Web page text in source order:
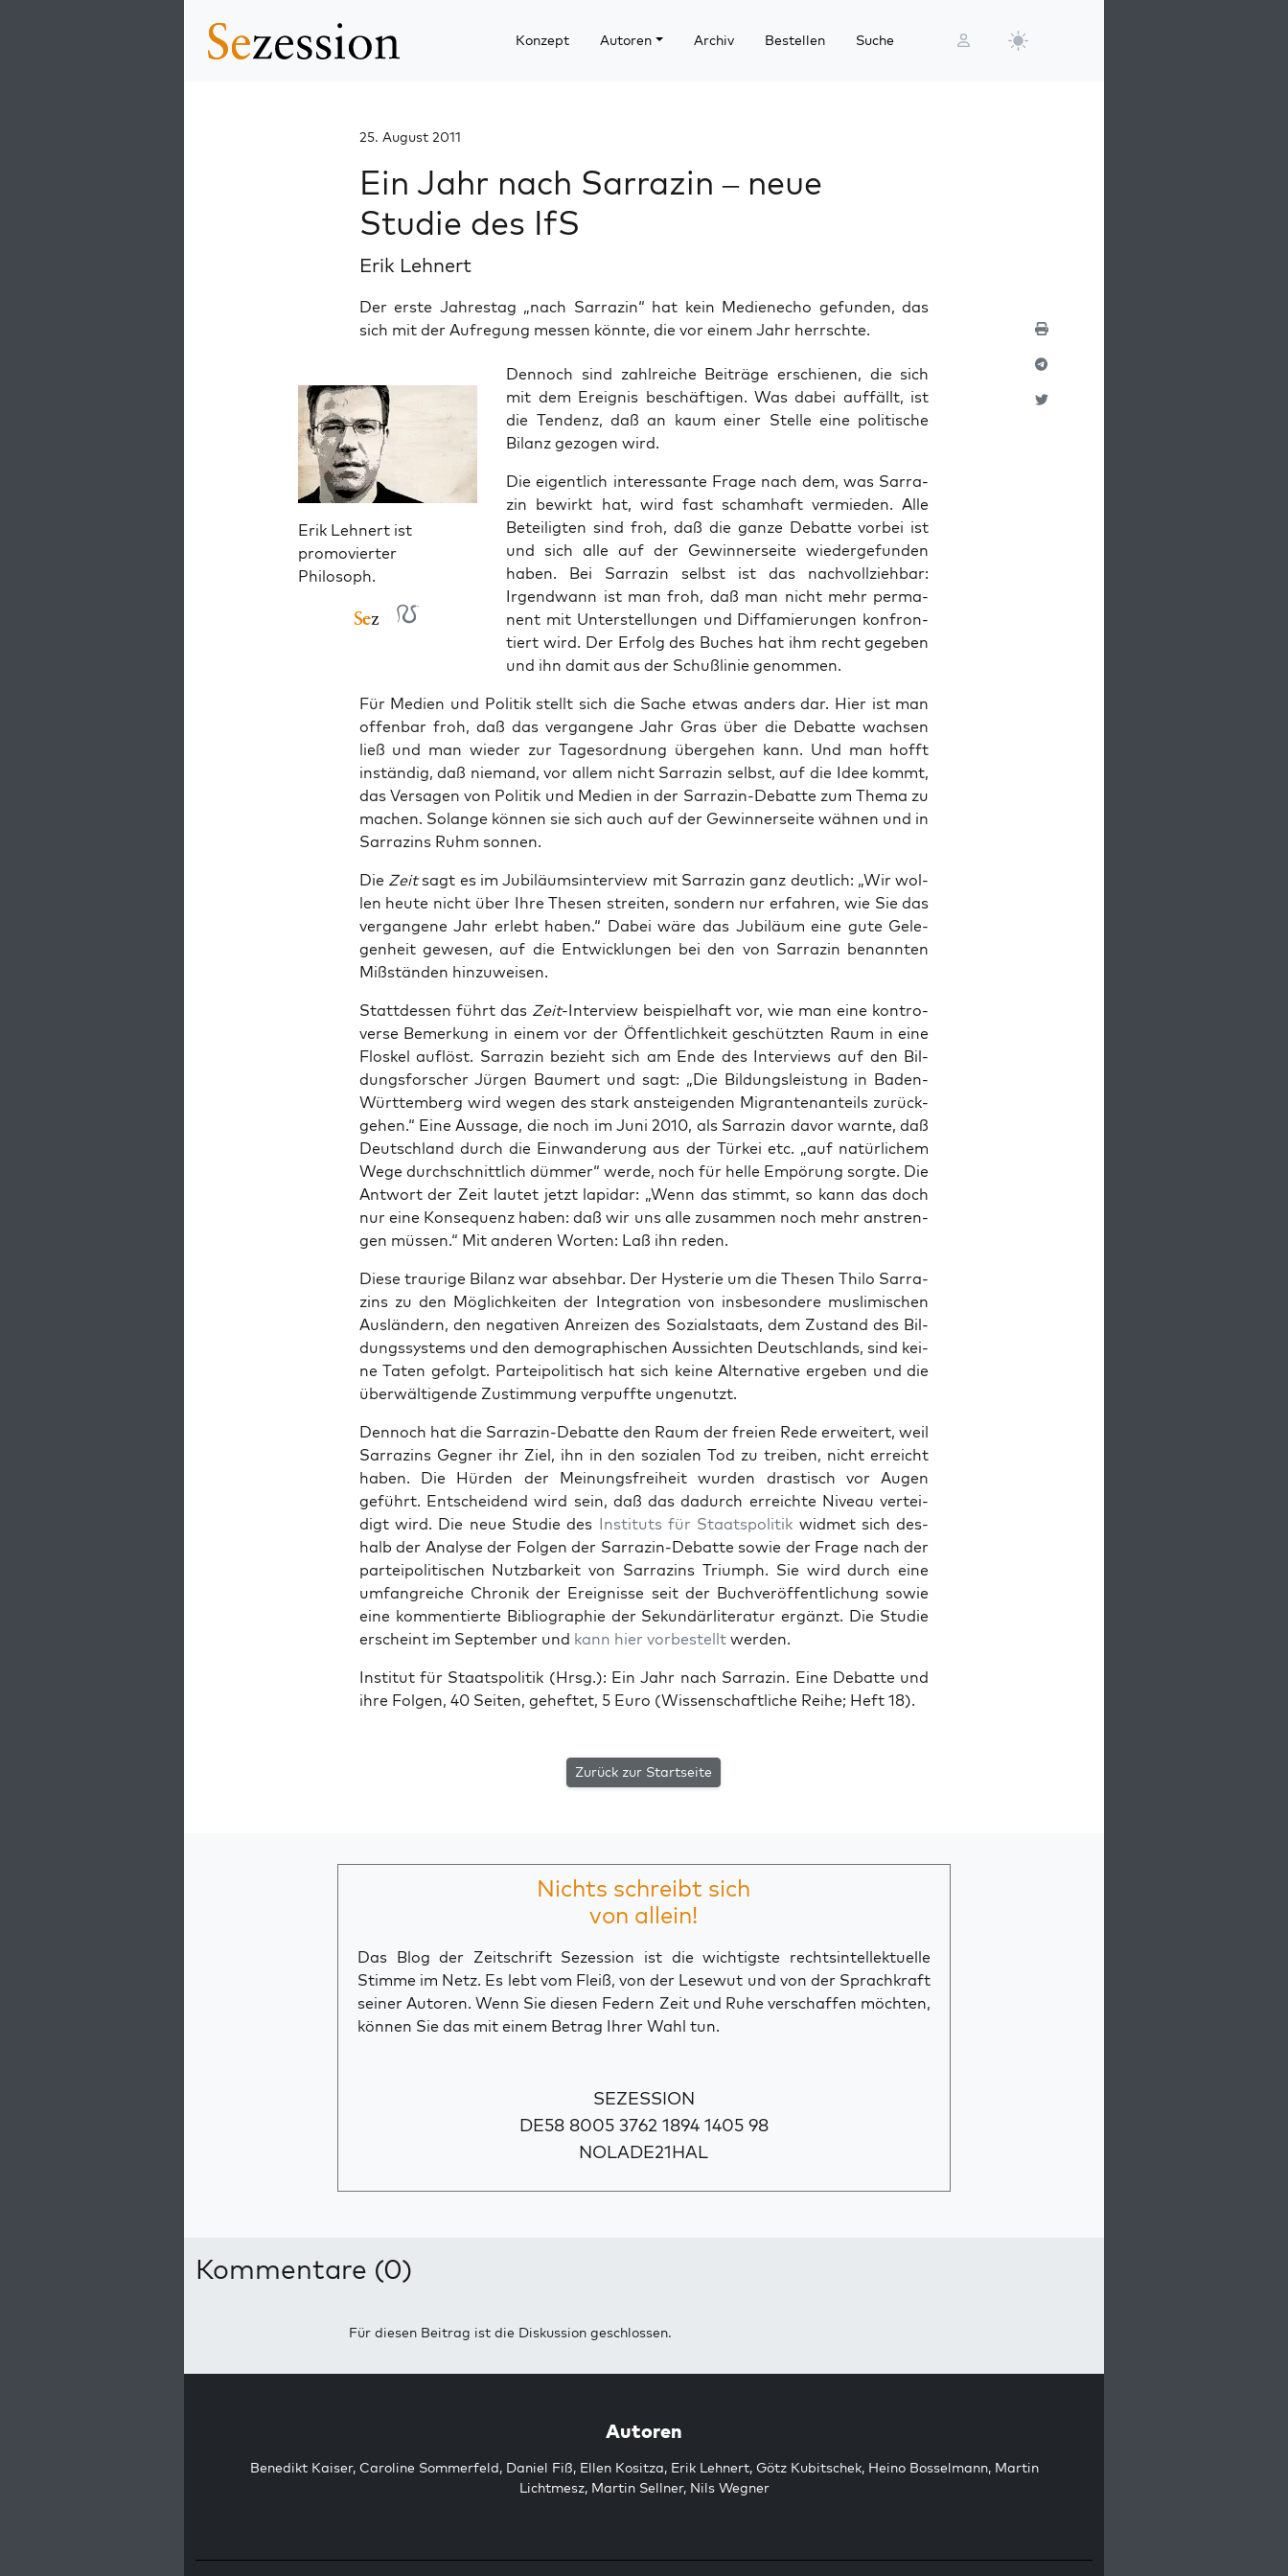
Konzept Autoren Archiv Bestellen Suche
25. August 2011
Ein Jahr nach Sarrazin – neue
Studie des IfS
Erik Lehnert
Der erste Jahrestag „nach Sarrazin“ hat kein Medienecho gefunden, das
sich mit der Aufregung messen könnte, die vor einem Jahr herrschte.
Erik Lehnert ist
promovierter
Philosoph.
Den­noch sind zahl­rei­che Bei­trä­ge erschie­nen, die sich
mit dem Ereig­nis beschäf­ti­gen. Was dabei auf­fällt, ist
die Ten­denz, daß an kaum einer Stel­le eine poli­ti­sche
Bilanz gezo­gen wird.
Die eigent­lich inter­es­san­te Fra­ge nach dem, was Sar­ra­
zin bewirkt hat, wird fast scham­haft ver­mie­den. Alle
Betei­lig­ten sind froh, daß die gan­ze Debat­te vor­bei ist
und sich alle auf der Gewin­ner­sei­te wie­der­ge­fun­den
haben. Bei Sar­ra­zin selbst ist das nach­voll­zieh­bar:
Irgend­wann ist man froh, daß man nicht mehr per­ma­
nent mit Unter­stel­lun­gen und Dif­fa­mie­run­gen kon­fron­
tiert wird. Der Erfolg des Buches hat ihm recht gege­ben
und ihn damit aus der Schuß­li­nie genommen.
Für Medi­en und Poli­tik stellt sich die Sache etwas anders dar. Hier ist man
offen­bar froh, daß das ver­gan­ge­ne Jahr Gras über die Debat­te wach­sen
ließ und man wie­der zur Tages­ord­nung über­ge­hen kann. Und man hofft
instän­dig, daß nie­mand, vor allem nicht Sar­ra­zin selbst, auf die Idee kommt,
das Ver­sa­gen von Poli­tik und Medi­en in der Sar­ra­zin-Debat­te zum The­ma zu
machen. Solan­ge kön­nen sie sich auch auf der Gewin­ner­sei­te wäh­nen und in
Sar­ra­zins Ruhm sonnen.
Die Zeitsagt es im Jubi­lä­ums­in­ter­view mit Sar­ra­zin ganz deut­lich: „Wir wol­
len heu­te nicht über Ihre The­sen strei­ten, son­dern nur erfah­ren, wie Sie das
ver­gan­ge­ne Jahr erlebt haben.“ Dabei wäre das Jubi­lä­um eine gute Gele­
gen­heit gewe­sen, auf die Ent­wick­lun­gen bei den von Sar­ra­zin benann­ten
Miß­stän­den hinzuweisen.
Statt­des­sen führt das Zeit-Inter­view bei­spiel­haft vor, wie man eine kon­tro­
ver­se Bemer­kung in einem vor der Öffent­lich­keit geschütz­ten Raum in eine
Flos­kel auf­löst. Sar­ra­zin bezieht sich am Ende des Inter­views auf den Bil­
dungs­for­scher Jür­gen Bau­mert und sagt: „Die Bil­dungs­leis­tung in Baden-
Würt­tem­berg wird wegen des stark anstei­gen­den Migran­ten­an­teils zurück­
ge­hen.“ Eine Aus­sa­ge, die noch im Juni 2010, als Sar­ra­zin davor warn­te, daß
Deutsch­land durch die Ein­wan­de­rung aus der Tür­kei etc. „auf natür­li­chem
Wege durch­schnitt­lich düm­mer“ wer­de, noch für hel­le Empö­rung sorg­te. Die
Ant­wort der Zeit lau­tet jetzt lapi­dar: „Wenn das stimmt, so kann das doch
nur eine Kon­se­quenz haben: daß wir uns alle zusam­men noch mehr anstren­
gen müs­sen.“ Mit ande­ren Wor­ten: Laß ihn reden.
Die­se trau­ri­ge Bilanz war abseh­bar. Der Hys­te­rie um die The­sen Thi­lo Sar­ra­
zins zu den Mög­lich­kei­ten der Inte­gra­ti­on von ins­be­son­de­re mus­li­mi­schen
Aus­län­dern, den nega­ti­ven Anrei­zen des Sozi­al­staats, dem Zustand des Bil­
dungs­sys­tems und den demo­gra­phi­schen Aus­sich­ten Deutsch­lands, sind kei­
ne Taten gefolgt. Par­tei­po­li­tisch hat sich kei­ne Alter­na­ti­ve erge­ben und die
über­wäl­ti­gen­de Zustim­mung ver­puff­te ungenutzt.
Den­noch hat die Sar­ra­zin-Debat­te den Raum der frei­en Rede erwei­tert, weil
Sar­ra­zins Geg­ner ihr Ziel, ihn in den sozia­len Tod zu trei­ben, nicht erreicht
haben. Die Hür­den der Mei­nungs­frei­heit wur­den dras­tisch vor Augen
geführt. Ent­schei­dend wird sein, daß das dadurch erreich­te Niveau ver­tei­
digt wird. Die neue Stu­die des Insti­tuts für Staats­po­li­tik wid­met sich des­
halb der Ana­ly­se der Fol­gen der Sar­ra­zin-Debat­te sowie der Fra­ge nach der
par­tei­po­li­ti­schen Nutz­bar­keit von Sar­ra­zins Tri­umph. Sie wird durch eine
umfang­rei­che Chro­nik der Ereig­nis­se seit der Buch­ver­öf­fent­li­chung sowie
eine kom­men­tier­te Biblio­gra­phie der Sekun­där­li­te­ra­tur ergänzt. Die Stu­die
erscheint im Sep­tem­ber und kann hier vor­be­stelltwerden.
Insti­tut für Staats­po­li­tik (Hrsg.): Ein Jahr nach Sar­ra­zin. Eine Debat­te und
ihre Fol­gen, 40 Sei­ten, gehef­tet, 5 Euro (Wis­sen­schaft­li­che Rei­he; Heft 18).
Zurück zur Startseite
Nichts schreibt sich
von allein!
Das Blog der Zeitschrift Sezession ist die wichtigste rechtsintellektuelle
Stimme im Netz. Es lebt vom Fleiß, von der Lesewut und von der Sprachkraft
seiner Autoren. Wenn Sie diesen Federn Zeit und Ruhe verschaffen möchten,
können Sie das mit einem Betrag Ihrer Wahl tun.
SEZESSION
DE58 8005 3762 1894 1405 98
NOLADE21HAL
Kommentare (0)
Für diesen Beitrag ist die Diskussion geschlossen.
Autoren
Benedikt Kaiser, Caroline Sommerfeld, Daniel Fiß, Ellen Kositza, Erik Lehnert, Götz Kubitschek, Heino Bosselmann, Martin
Lichtmesz, Martin Sellner, Nils Wegner